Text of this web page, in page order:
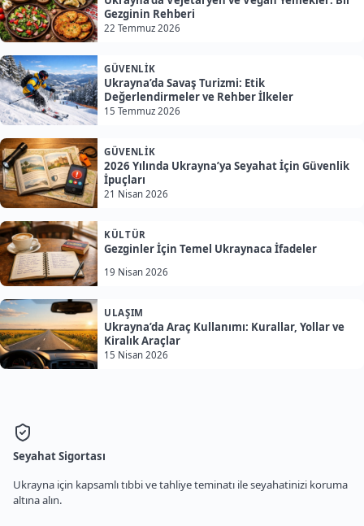
Gezginin Rehberi
22 Temmuz 2026
GÜVENLIK
Ukrayna’da Savaş Turizmi: Etik
Değerlendirmeler ve Rehber İlkeler
15 Temmuz 2026
GÜVENLIK
2026 Yılında Ukrayna’ya Seyahat İçin Güvenlik
İpuçları
21 Nisan 2026
KÜLTÜR
Gezginler İçin Temel Ukraynaca İfadeler
19 Nisan 2026
ULAŞIM
Ukrayna’da Araç Kullanımı: Kurallar, Yollar ve
Kiralık Araçlar
15 Nisan 2026
Seyahat Sigortası
Ukrayna için kapsamlı tıbbi ve tahliye teminatı ile seyahatinizi koruma
altına alın.